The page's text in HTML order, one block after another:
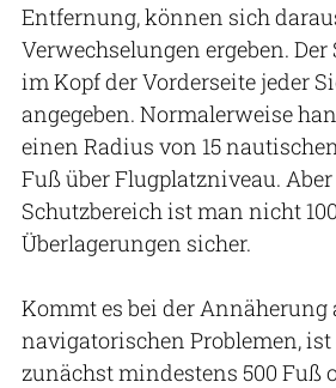
Entfernung, können sich
Verwechselungen ergeben.
im Kopf der Vorderseite jeder
angegeben. Normalerweise
einen Radius von 15
Fuß über Flugplatzniveau.
Schutzbereich ist man nicht
Überlagerungen sicher.
Kommt es bei der Annäherung
navigatorischen Problemen, ist
zunächst mindestens 500 Fuß